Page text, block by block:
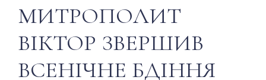
МИТРОПОЛИТ
ВІКТОР ЗВЕРШИВ
ВСЕНІЧНЕ БДІННЯ